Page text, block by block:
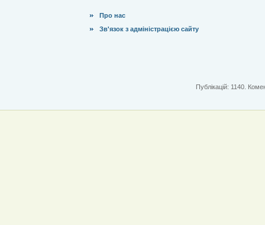
Про нас
Зв'язок з адміністрацією сайту
Публікацій: 1140.